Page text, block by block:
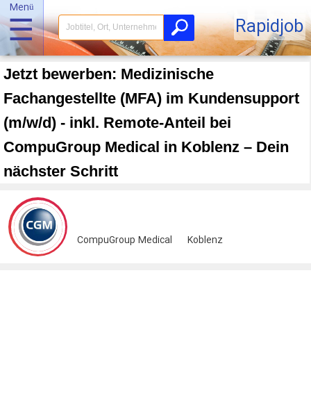
Menü
☰ Rapidjob
Jetzt bewerben: Medizinische
Fachangestellte (MFA) im Kundensupport
(m/w/d) - inkl. Remote-Anteil bei
CompuGroup Medical in Koblenz – Dein
nächster Schritt
CompuGroup Medical Koblenz